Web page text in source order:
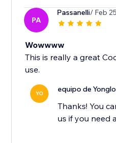
PA
Passanelli/ Feb
Wowwww
This is really a great
use.
YO equipo de
Thanks! You
us if you need